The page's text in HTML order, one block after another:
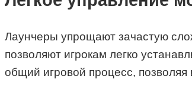
Лаунчеры упрощают зачастую
позволяют игрокам легко
общий игровой процесс,